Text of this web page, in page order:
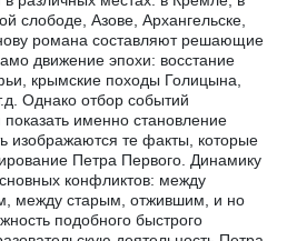
слободе, Азове, Архангельске,
романа составляют решающие
движение эпохи: восстание
крымские походы Голицына,
Однако отбор событий
именно становление
изображаются те факты, которые
Петра Первого. Динамику
конфликтов: между
между старым, отжившим, и но
подобного быстрого